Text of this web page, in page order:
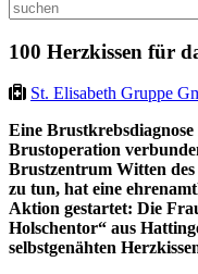
100 Herzkissen für
St. Elisabeth Gruppe
Eine
Brustoperation
Brustzentrum Witten
zu tun, hat eine
Aktion gestartet: Die
Holschentor“ aus
selbstgenähten